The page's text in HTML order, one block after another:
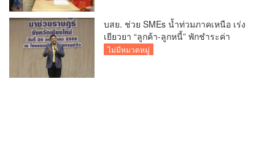
บสย. ช่วย SMEs น้ำท่วมภาคเหนือ เร่ง
เยียวยา “ลูกค้า-ลูกหนี้” พักชำระค่า
ธรรมเนียม-ค่างวด
ไม่มีหมวดหมู่